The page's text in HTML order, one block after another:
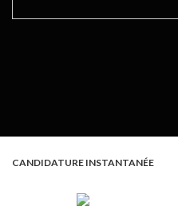
CANDIDATURE INSTANTANÉE